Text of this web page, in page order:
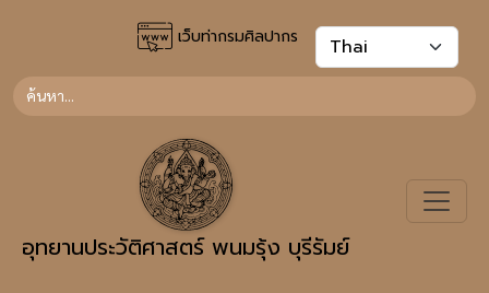
เว็บท่ากรมศิลปากร
อุทยานประวัติศาสตร์ พนมรุ้ง บุรีรัมย์